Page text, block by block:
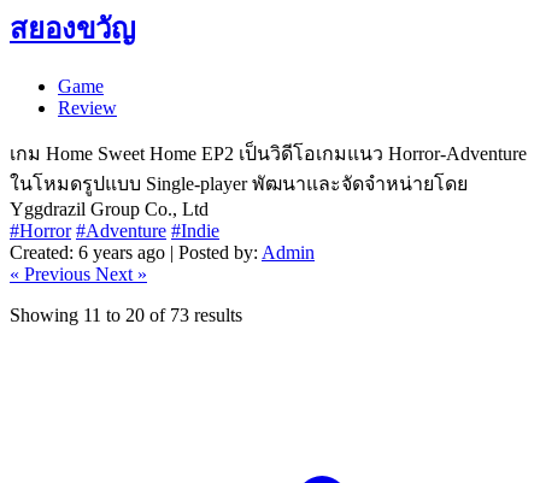
สยองขวัญ
Game
Review
เกม Home Sweet Home EP2 เป็นวิดีโอเกมแนว Horror-Adventure
ในโหมดรูปแบบ Single-player พัฒนาและจัดจำหน่ายโดย
Yggdrazil Group Co., Ltd
#Horror #Adventure #Indie
Created: 6 years ago | Posted by: Admin
« Previous Next »
Showing 11 to 20 of 73 results